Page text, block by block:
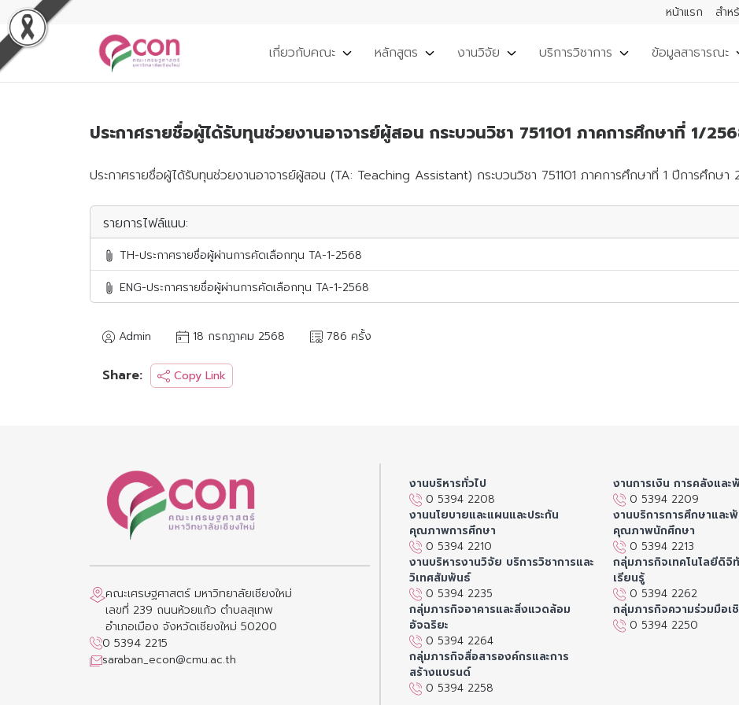
หน้าแรก สำห
เกี่ยวกับคณะ หลักสูตร งานวิจัย บริการวิชาการ ข้อมูลสาธารณะ
ประกาศรายชื่อผู้ได้รับทุนช่วยงานอาจารย์ผู้สอน กระบวนวิชา 751101 ภาคการศึกษาที่ 1/
ประกาศรายชื่อผู้ได้รับทุนช่วยงานอาจารย์ผู้สอน (TA: Teaching Assistant) กระบวนวิชา 751101 ภาคการศึกษาที่ 1 ปีการศึกษา
รายการไฟล์แนบ:
TH-ประกาศรายชื่อผู้ผ่านการคัดเลือกทุน TA-1-2568
ENG-ประกาศรายชื่อผู้ผ่านการคัดเลือกทุน TA-1-2568
Admin 18 กรกฎาคม 2568 786 ครั้ง
Share: Copy Link
คณะเศรษฐศาสตร์ มหาวิทยาลัยเชียงใหม่
เลขที่ 239 ถนนห้วยแก้ว ตำบลสุเทพ
อำเภอเมือง จังหวัดเชียงใหม่ 50200
0 5394 2215
saraban_econ@cmu.ac.th
งานบริหารทั่วไป
0 5394 2208
งานการเงิน การคลังและ
0 5394 2209
งานนโยบายและแผนและประกัน
คุณภาพการศึกษา
0 5394 2210
งานบริการการศึกษาและ
คุณภาพนักศึกษา
0 5394 2213
งานบริหารงานวิจัย บริการวิชาการและ
วิเทศสัมพันธ์
0 5394 2235
กลุ่มภารกิจเทคโนโลยีดิจิ
เรียนรู้
0 5394 2262
กลุ่มภารกิจอาคารและสิ่งแวดล้อม
อัจฉริยะ
0 5394 2264
กลุ่มภารกิจความร่วมมือเ
0 5394 2250
กลุ่มภารกิจสื่อสารองค์กรและการ
สร้างแบรนด์
0 5394 2258